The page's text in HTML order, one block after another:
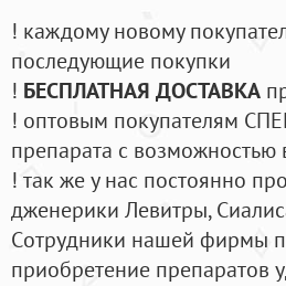
! каждому новому
последующие покупки
! БЕСПЛАТНАЯ ДОСТАВКА
! оптовым покупателям
препарата с возможностью
! так же у нас постоянно
дженерики Левитры,
Cотрудники нашей фирмы
приобретение препаратов